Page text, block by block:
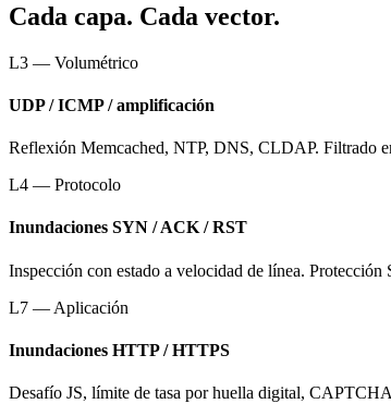
Cada capa. Cada vector.
L3 — Volumétrico
UDP / ICMP / amplificación
Reflexión Memcached, NTP, DNS, CLDAP. Filtrado
L4 — Protocolo
Inundaciones SYN / ACK / RST
Inspección con estado a velocidad de línea.
L7 — Aplicación
Inundaciones HTTP / HTTPS
Desafío JS, límite de tasa por huella digital,